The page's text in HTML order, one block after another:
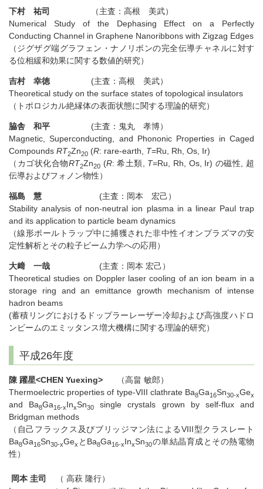
下村 祐司
（主査：高根 美武）
Numerical Study of the Dephasing Effect on a Perfectly
Conducting Channel in Graphene Nanoribbons with Zigzag Edges
（ジグザグ端グラフェン・ナノリボンの完全伝導チャネルに対す
る位相緩和効果に関する数値的研究）
吉村 幸徳 (主査：高根 美武）
Theoretical study on the surface states of topological insulators
（トポロジカル絶縁体の表面状態に関する理論的研究）
脇舎 和平 (主査：鬼丸 孝博）
Magnetic, Superconducting, and Phononic Properties in Caged
Compounds RT2Zn20 (R: rare-earth, T=Ru, Rh, Os, Ir)
（カゴ状化合物RT2Zn20 (R: 希土類, T=Ru, Rh, Os, Ir) の磁性, 超
伝導およびフォノン物性）
福島 慧 (主査：岡本 宏己）
Stability analysis of non-neutral ion plasma in a linear Paul trap
and its application to particle beam dynamics
（線形ポールトラップ中に捕獲された非中性イオンプラズマの安
定性解析とその粒子ビーム力学への応用）
大﨑 一哉 (主査：岡本 宏己）
Theoretical studies on Doppler laser cooling of an ion beam in a
storage ring and an emittance growth mechanism of intense
hadron beams
(蓄積リングにおけるドップラーレーザー冷却および高強度ハドロ
ンビームのエミッタンス増大機構に関する理論的研究）
平成26年度
陳 躍星<CHEN Yuexing> （高畠 敏郎）
Thermoelectric properties of type-VIII clathrate Ba8Ga16Sn30-xGex
and Ba8Ga16-xInxSn30
single crystals grown by self-flux and
Bridgman methods
（自己フラックス及びブリッジマン法によるVIII型クラスレート
Ba8Ga16Sn30-xGex とBa8Ga16-xInxSn30の単結晶育成とその熱電物
性）
岡本 圭司
（ 高萩 隆行）